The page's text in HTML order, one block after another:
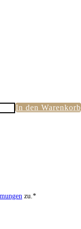
In den Warenkorb
zu.*